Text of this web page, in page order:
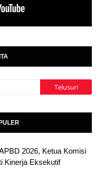
2026, Ketua Komisi
Kinerja Eksekutif